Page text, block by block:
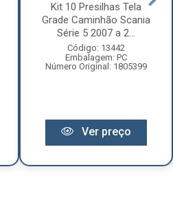
Kit 10 Presilhas Tela
Grade Caminhão Scania
Série 5 2007 a 2...
Código: 13442
Embalagem: PC
Número Original: 1805399
Ver preço